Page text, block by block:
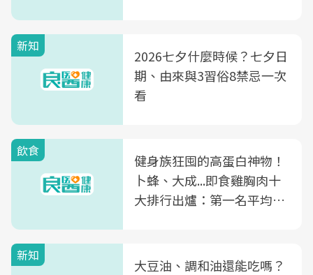
新知
2026七夕什麼時候？七夕日
期、由來與3習俗8禁忌一次
看
飲食
健身族狂囤的高蛋白神物！
卜蜂、大成...即食雞胸肉十
大排行出爐：第一名平均一
新知
大豆油、調和油還能吃嗎？